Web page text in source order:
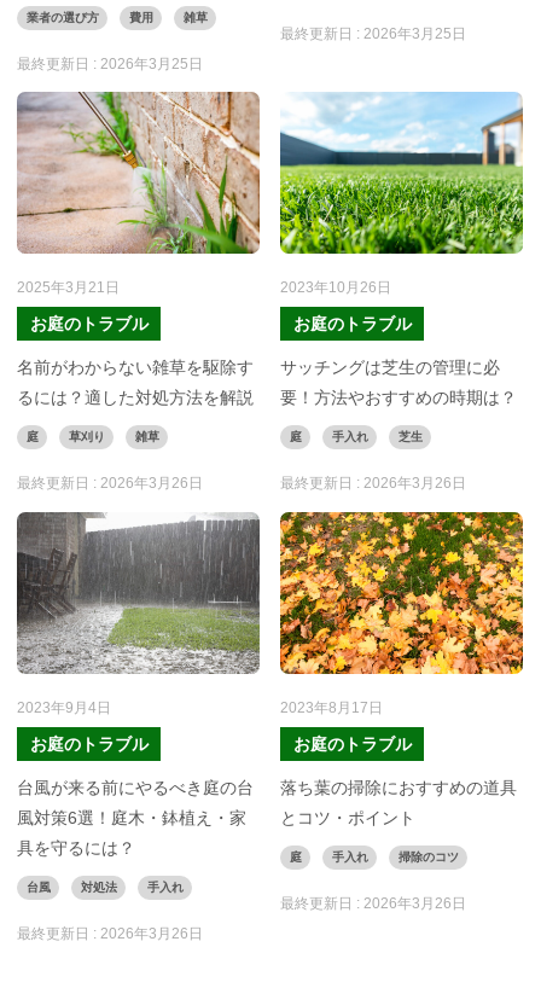
業者の選び方 費用 雑草
最終更新日 : 2026年3月25日
最終更新日 : 2026年3月25日
2025年3月21日
お庭のトラブル
名前がわからない雑草を駆除す
るには？適した対処方法を解説
庭 草刈り 雑草
最終更新日 : 2026年3月26日
2023年10月26日
お庭のトラブル
サッチングは芝生の管理に必
要！方法やおすすめの時期は？
庭 手入れ 芝生
最終更新日 :2026年3月26日
2023年9月4日
お庭のトラブル
台風が来る前にやるべき庭の台
風対策6選！庭木・鉢植え・家
具を守るには？
台風 対処法 手入れ
最終更新日 : 2026年3月26日
2023年8月17日
お庭のトラブル
落ち葉の掃除におすすめの道具
とコツ・ポイント
庭 手入れ 掃除のコツ
最終更新日 :2026年3月26日